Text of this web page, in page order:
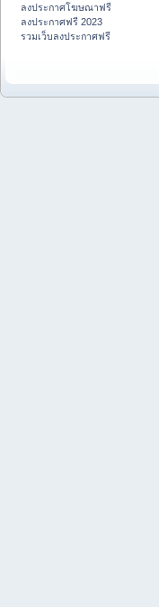
ลงประกาศโฆษณาฟรี
ลงประกาศฟรี 2023
รวมเว็บลงประกาศฟรี